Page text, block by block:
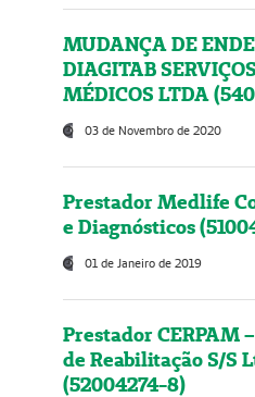
MUDANÇA DE
DIAGITAB SERVIÇOS
MÉDICOS LTDA
03 de Novembro de 2020
Prestador Medlife
e Diagnósticos
01 de Janeiro de 2019
Prestador CERPAM
de Reabilitação S/S
(52004274-8)